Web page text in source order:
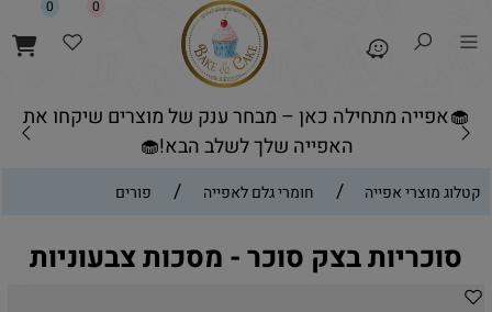
🧁אפייה מתחילה כאן – מבחר ענק של מוצרים שיקחו את
האפייה שלך לשלב הבא!🧁
0 0
קטלוג מוצרי אפייה / חומרי גלם לאפייה / פורים
סוכריות בצק סוכר - מסכות צבעוניות